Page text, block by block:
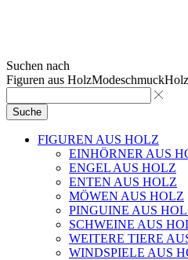
Suchen nach
Figuren aus HolzModeschmuck
Suche
FIGUREN AUS HOLZ
EINHÖRNER AUS
ENGEL AUS HOLZ
ENTEN AUS HOLZ
MÖWEN AUS HOLZ
PINGUINE AUS
SCHWEINE AUS
WEITERE TIERE
WINDSPIELE AUS